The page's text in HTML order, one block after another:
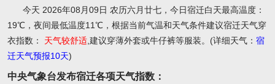
今天 2026年08月09日 农历六月廿七，今日宿迁白天最高温度：
19℃，夜间最低温度11℃，根据当前气温和天气条件建议宿迁天气穿
衣指数：
天气较舒适,建议穿薄外套或牛仔裤等服装。(详细天气： 宿
迁天气预报10天)
中央气象台发布宿迁各项天气指数：